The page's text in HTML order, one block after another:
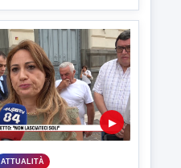
▶
ATTUALITÀ